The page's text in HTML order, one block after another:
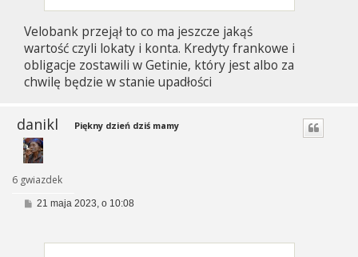
Velobank przejął to co ma jeszcze jakąś
wartość czyli lokaty i konta. Kredyty frankowe i
obligacje zostawili w Getinie, który jest albo za
chwilę będzie w stanie upadłości
danikl
6 gwiazdek
Piękny dzień dziś mamy
P21 maja 2023, o 10:08